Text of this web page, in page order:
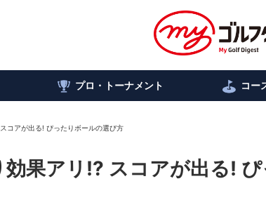
プロ・トーナメント コー
コアが出る! ぴったりボールの選び方
果アリ!? スコアが出る!